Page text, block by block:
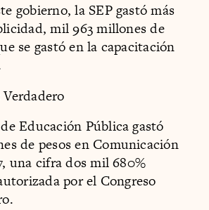
gobierno, la SEP gastó más
mil 963 millones de
se gastó en la capacitación
Verdadero
Educación Pública gastó
de pesos en Comunicación
una cifra dos mil 680%
por el Congreso